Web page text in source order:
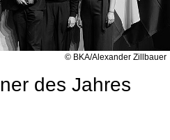
© BKA/Alexander Zillbauer
des Jahres